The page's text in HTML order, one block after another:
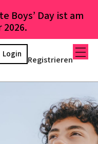
Boys’ Day ist am
Registrieren
Login